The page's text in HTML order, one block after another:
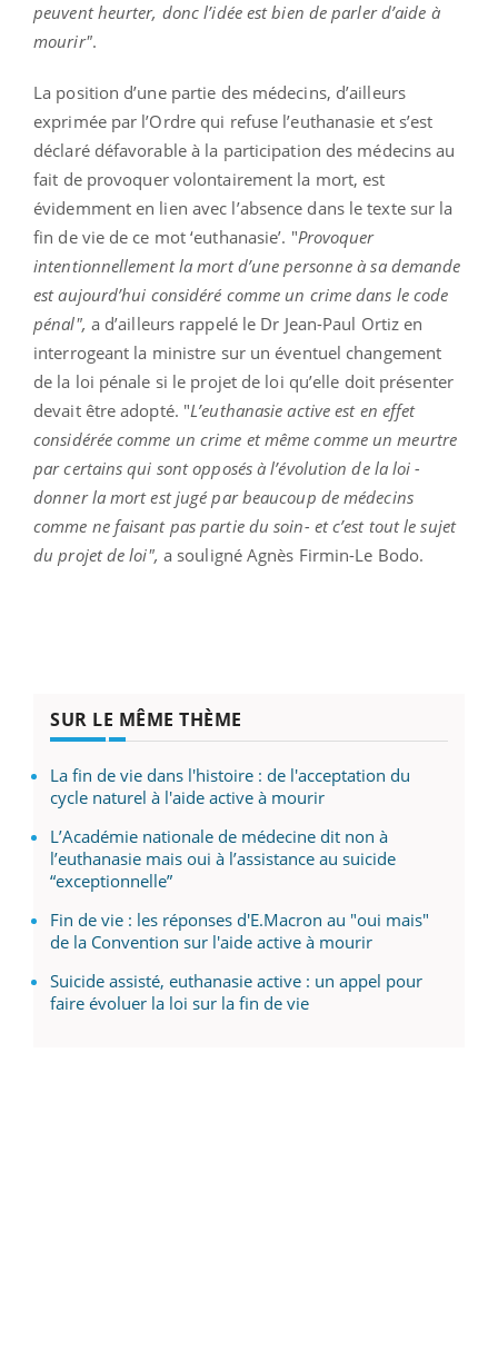
peuvent heurter, donc l’idée est bien de parler d’aide à
mourir".
La position d’une partie des médecins, d’ailleurs
exprimée par l’Ordre qui refuse l’euthanasie et s’est
déclaré défavorable à la participation des médecins au
fait de provoquer volontairement la mort, est
évidemment en lien avec l’absence dans le texte sur la
fin de vie de ce mot ‘euthanasie’. "Provoquer
intentionnellement la mort d’une personne à sa demande
est aujourd’hui considéré comme un crime dans le code
pénal", a d’ailleurs rappelé le Dr Jean-Paul Ortiz en
interrogeant la ministre sur un éventuel changement
de la loi pénale si le projet de loi qu’elle doit présenter
devait être adopté. "L’euthanasie active est en effet
considérée comme un crime et même comme un meurtre
par certains qui sont opposés à l’évolution de la loi -
donner la mort est jugé par beaucoup de médecins
comme ne faisant pas partie du soin- et c’est tout le sujet
du projet de loi", a souligné Agnès Firmin-Le Bodo.
SUR LE MÊME THÈME
La fin de vie dans l'histoire : de l'acceptation du
cycle naturel à l'aide active à mourir
L’Académie nationale de médecine dit non à
l’euthanasie mais oui à l’assistance au suicide
“exceptionnelle”
Fin de vie : les réponses d'E.Macron au "oui mais"
de la Convention sur l'aide active à mourir
Suicide assisté, euthanasie active : un appel pour
faire évoluer la loi sur la fin de vie